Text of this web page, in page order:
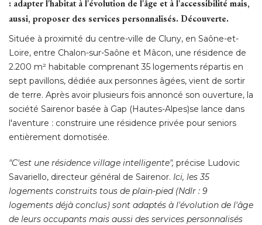
: adapter l'habitat à l'évolution de l'âge et à l'accessibilité mais,
aussi, proposer des services personnalisés. Découverte.
Située à proximité du centre-ville de Cluny, en Saône-et-
Loire, entre Chalon-sur-Saône et Mâcon, une résidence de
2.200 m² habitable comprenant 35 logements répartis en
sept pavillons, dédiée aux personnes âgées, vient de sortir
de terre. Après avoir plusieurs fois annoncé son ouverture, la
société Sairenor basée à Gap (Hautes-Alpes)se lance dans
l'aventure : construire une résidence privée pour seniors
entièrement domotisée.
"C'est une résidence village intelligente", précise Ludovic
Savariello, directeur général de Sairenor. Ici, les 35
logements construits tous de plain-pied (Ndlr : 9
logements déjà conclus) sont adaptés à l'évolution de l'âge
de leurs occupants mais aussi des services personnalisés